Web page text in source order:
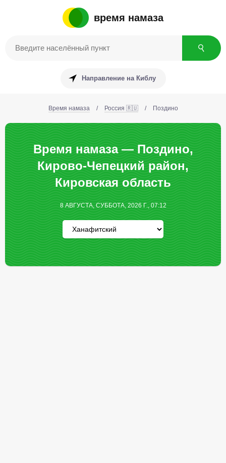
время намаза
Направление на Киблу
Время намаза / Россия 🇷🇺 / Поздино
Время намаза — Поздино,
Кирово-Чепецкий район,
Кировская область
8 АВГУСТА, СУББОТА, 2026 Г., 07:12